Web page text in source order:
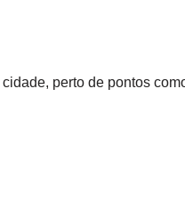
perto de pontos